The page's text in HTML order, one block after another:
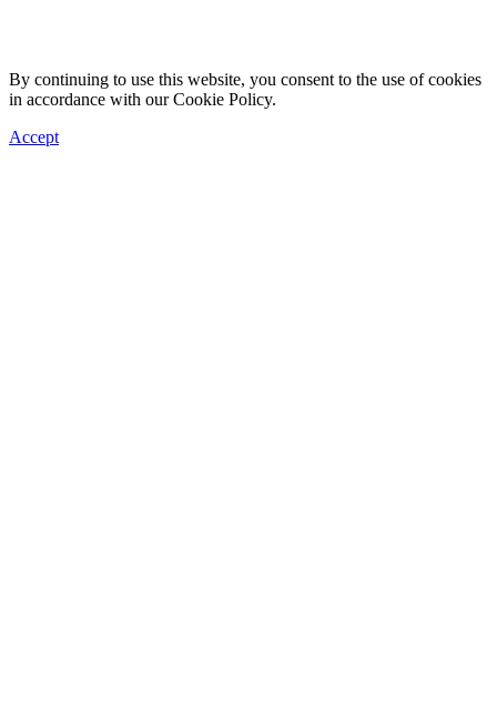
By continuing to use this website, you consent to the use of cookies
in accordance with our Cookie Policy.
Accept